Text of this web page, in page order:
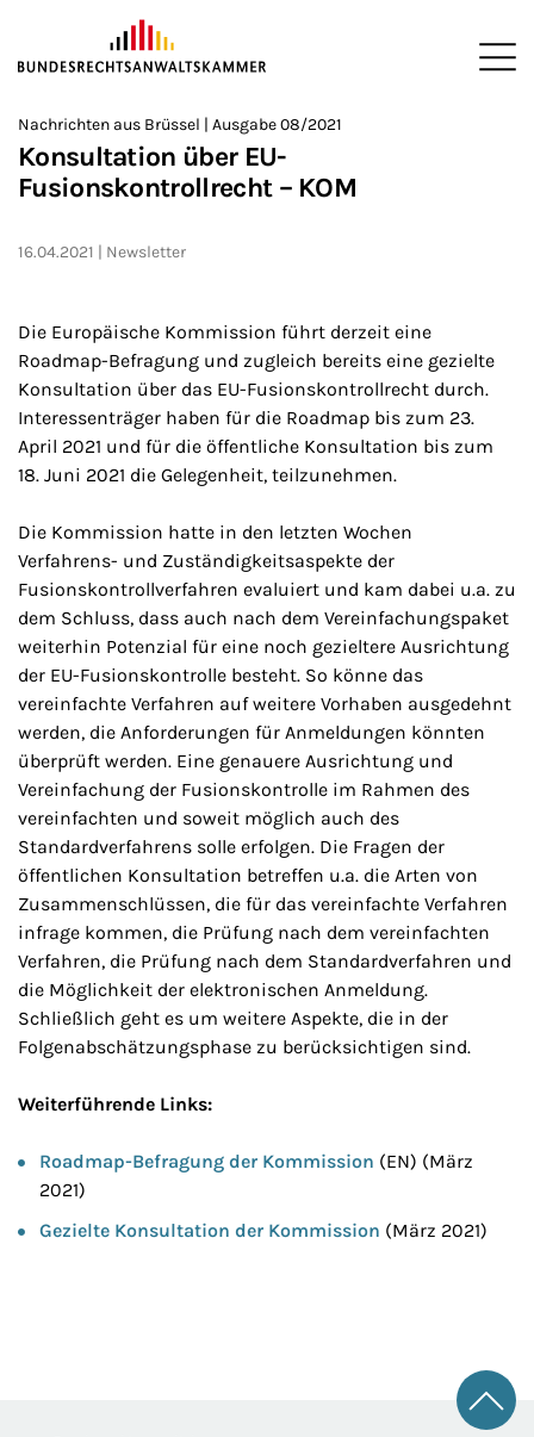
ZUM HAUPTINHALT SPRINGEN
Sie befinden sich hier:
>
Startseite
>
Newsroom
>
Newsletter
>
Nachrichten aus Brüssel
Nachrichten aus Brüssel | Ausgabe 08/2021
Konsultation über EU-
Fusionskontrollrecht – KOM
16.04.2021 Newsletter
Die Europäische Kommission führt derzeit eine
Roadmap-Befragung und zugleich bereits eine gezielte
Konsultation über das EU-Fusionskontrollrecht durch.
Interessenträger haben für die Roadmap bis zum 23.
April 2021 und für die öffentliche Konsultation bis zum
18. Juni 2021 die Gelegenheit, teilzunehmen.
Die Kommission hatte in den letzten Wochen
Verfahrens- und Zuständigkeitsaspekte der
Fusionskontrollverfahren evaluiert und kam dabei u.a. zu
dem Schluss, dass auch nach dem Vereinfachungspaket
weiterhin Potenzial für eine noch gezieltere Ausrichtung
der EU-Fusionskontrolle besteht. So könne das
vereinfachte Verfahren auf weitere Vorhaben ausgedehnt
werden, die Anforderungen für Anmeldungen könnten
überprüft werden. Eine genauere Ausrichtung und
Vereinfachung der Fusionskontrolle im Rahmen des
vereinfachten und soweit möglich auch des
Standardverfahrens solle erfolgen. Die Fragen der
öffentlichen Konsultation betreffen u.a. die Arten von
Zusammenschlüssen, die für das vereinfachte Verfahren
infrage kommen, die Prüfung nach dem vereinfachten
Verfahren, die Prüfung nach dem Standardverfahren und
die Möglichkeit der elektronischen Anmeldung.
Schließlich geht es um weitere Aspekte, die in der
Folgenabschätzungsphase zu berücksichtigen sind.
Weiterführende Links:
Roadmap-Befragung der Kommission (EN) (März
2021)
Gezielte Konsultation der Kommission (März 2021)